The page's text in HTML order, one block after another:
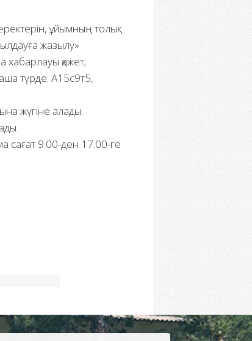
ұйымның толық
жазылу»
хабарлауы қажет;
түрде: А15с9т5,
жүгіне алады.
сағат 9.00-ден 17.00-ге